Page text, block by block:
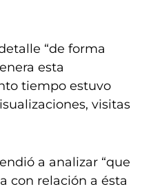
“de forma
esta
tiempo estuvo
visitas
a analizar “que
con relación a ésta